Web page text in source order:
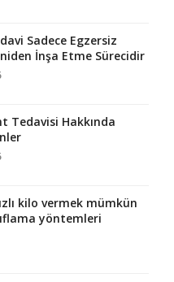
Sadece Egzersiz
İnşa Etme Sürecidir
Tedavisi Hakkında
kilo vermek mümkün
yöntemleri